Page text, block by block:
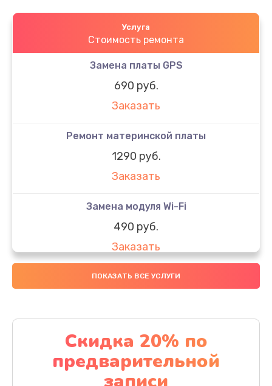
Услуга
Стоимость ремонта
Замена платы GPS
690 руб.
Заказать
Ремонт материнской платы
1290 руб.
Заказать
Замена модуля Wi-Fi
490 руб.
Заказать
Замена микрофона
Заказать
Замена аккумулятора
1130 руб.
ПОКАЗАТЬ ВСЕ УСЛУГИ
Скидка 20% по
предварительной